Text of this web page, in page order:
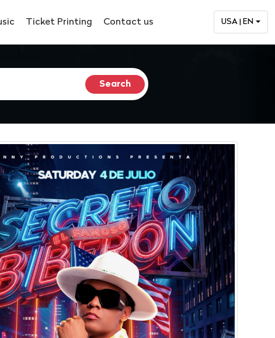
Ticket Printing Contact us USA | EN